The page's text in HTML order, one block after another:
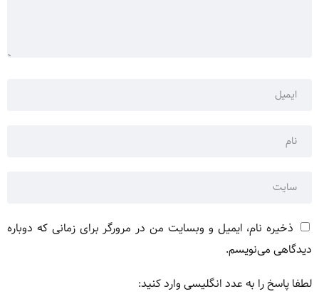
ذخیره نام، ایمیل و وبسایت من در مرورگر برای زمانی که دوباره
دیدگاهی می‌نویسم.
لطفا پاسخ را به عدد انگلیسی وارد کنید: